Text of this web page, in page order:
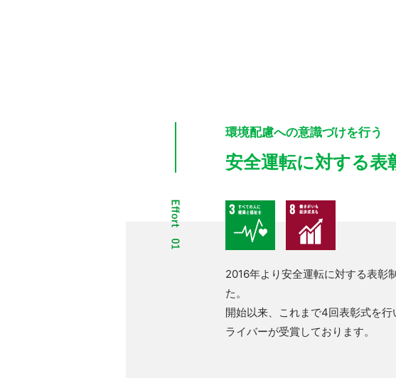
環境配慮への意識づけを行う
安全運転に対する表
2016年より安全運転に対する表彰
た。
開始以来、これまで4回表彰式を行
ライバーが受賞しております。